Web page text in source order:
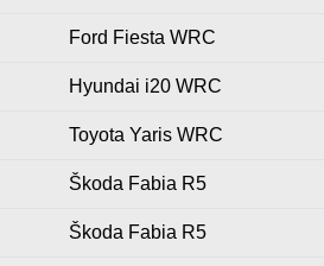
Ford Fiesta WRC
Hyundai i20 WRC
Toyota Yaris WRC
Škoda Fabia R5
Škoda Fabia R5